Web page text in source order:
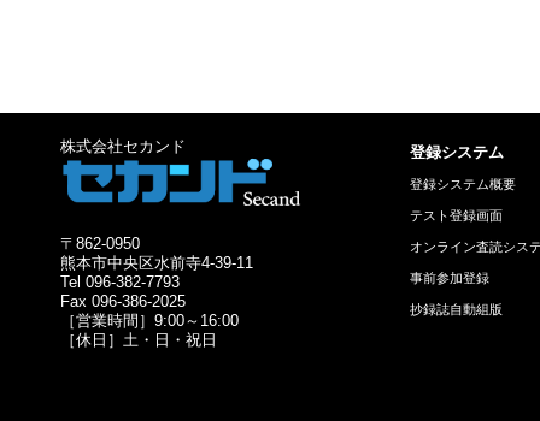
株式会社セカンド
〒862-0950
熊本市中央区水前寺4-39-11
Tel 096-382-7793
Fax 096-386-2025
［営業時間］9:00～16:00
［休日］土・日・祝日
登録システム
登録システム概要
テスト登録画面
オンライン査読シス
事前参加登録
抄録誌自動組版